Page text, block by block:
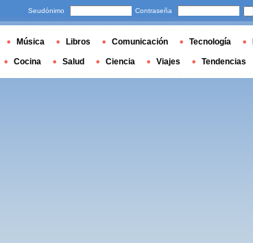
Seudónimo Contraseña
Música Libros Comunicación Tecnología
Cocina Salud Ciencia Viajes Tendencias